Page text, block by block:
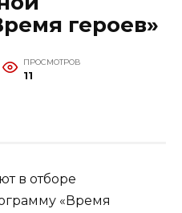
героев»
ПРОСМОТРОВ
11
в отборе
«Время